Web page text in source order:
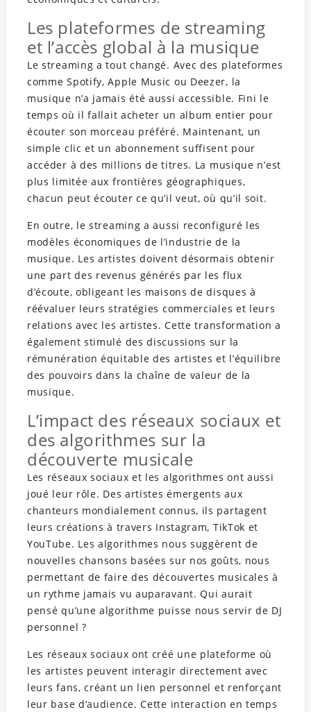
Les plateformes de streaming
et l’accès global à la musique
Le streaming a tout changé. Avec des plateformes
comme Spotify, Apple Music ou Deezer, la
musique n’a jamais été aussi accessible. Fini le
temps où il fallait acheter un album entier pour
écouter son morceau préféré. Maintenant, un
simple clic et un abonnement suffisent pour
accéder à des millions de titres. La musique n’est
plus limitée aux frontières géographiques,
chacun peut écouter ce qu’il veut, où qu’il soit.
En outre, le streaming a aussi reconfiguré les
modèles économiques de l’industrie de la
musique. Les artistes doivent désormais obtenir
une part des revenus générés par les flux
d’écoute, obligeant les maisons de disques à
réévaluer leurs stratégies commerciales et leurs
relations avec les artistes. Cette transformation a
également stimulé des discussions sur la
rémunération équitable des artistes et l’équilibre
des pouvoirs dans la chaîne de valeur de la
musique.
L’impact des réseaux sociaux et
des algorithmes sur la
découverte musicale
Les réseaux sociaux et les algorithmes ont aussi
joué leur rôle. Des artistes émergents aux
chanteurs mondialement connus, ils partagent
leurs créations à travers Instagram, TikTok et
YouTube. Les algorithmes nous suggèrent de
nouvelles chansons basées sur nos goûts, nous
permettant de faire des découvertes musicales à
un rythme jamais vu auparavant. Qui aurait
pensé qu’une algorithme puisse nous servir de DJ
personnel ?
Les réseaux sociaux ont créé une plateforme où
les artistes peuvent interagir directement avec
leurs fans, créant un lien personnel et renforçant
leur base d’audience. Cette interaction en temps